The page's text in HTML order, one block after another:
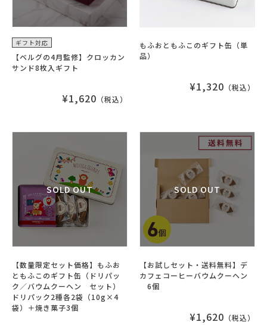
ギフト対応
【ベルグの4月監修】クロッカン
サンド8枚入ギフト
¥1,620 （税込）
もふおともふこのギフト缶（単
品）
¥1,320 （税込）
【数量限定セット価格】もふお
ともふこのギフト缶（ドリパッ
ク／バウムクーヘン セット）
ドリパック2種各2袋（10g×4
袋）＋焼き菓子3個
【お試しセット・送料無料】デ
カフェコーヒーバウムクーヘン
6個
¥1,620 （税込）